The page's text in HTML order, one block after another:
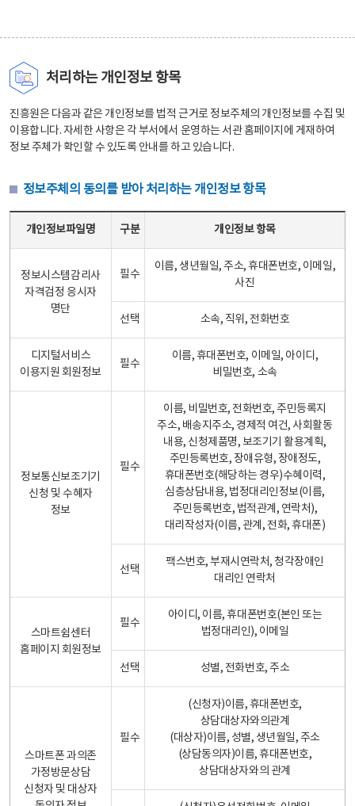
처리하는 개인정보 항목
진흥원은 다음과 같은 개인정보를 법적 근거로 정보주체의 개인정보를 수집 및
이용합니다. 자세한 사항은 각 부서에서 운영하는 서관 홈페이지에 게재하여
정보 주체가 확인할 수 있도록 안내를 하고 있습니다.
정보주체의 동의를 받아 처리하는 개인정보 항목
개인정보파일명 구분 개인정보 항목
정보시스템감리사
자격검정 응시자
명단
필수
이름, 생년월일, 주소, 휴대폰번호, 이메일,
사진
선택 소속, 직위, 전화번호
디지털서비스
이용지원 회원정보
필수
이름, 휴대폰번호, 이메일, 아이디,
비밀번호, 소속
정보통신보조기기
신청 및 수혜자
정보
필수
이름, 비밀번호, 전화번호, 주민등록지
주소, 배송지주소, 경제적 여건, 사회활동
내용, 신청제품명, 보조기기 활용계획,
주민등록번호, 장애유형, 장애정도,
휴대폰번호(해당하는 경우)수혜이력,
심층상담내용, 법정대리인정보(이름,
주민등록번호, 법적관계, 연락처),
대리작성자(이름, 관계, 전화, 휴대폰)
선택
팩스번호, 부재시연락처, 청각장애인
대리인 연락처
스마트쉼센터
홈페이지 회원정보
필수
아이디, 이름, 휴대폰번호(본인 또는
법정대리인), 이메일
선택 성별, 전화번호, 주소
스마트폰 과의존
가정방문상담
신청자 및 대상자
필수
(신청자)이름, 휴대폰번호,
상담대상자와의관계
(대상자)이름, 성별, 생년월일, 주소
(상담동의자)이름, 휴대폰번호,
상담대상자와의 관계